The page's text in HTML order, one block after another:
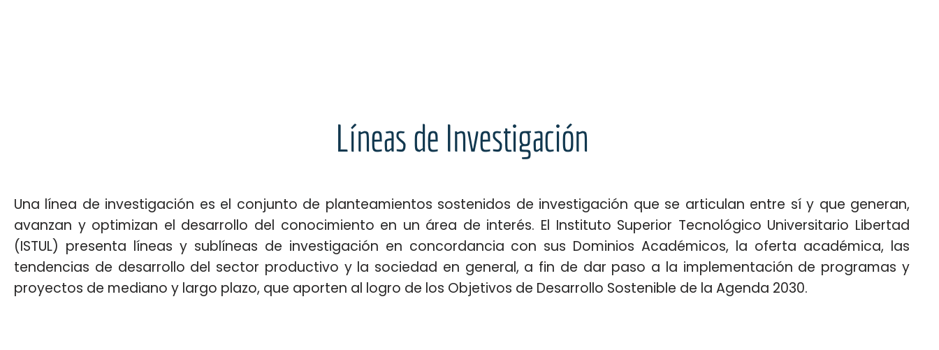
Líneas de Investigación
Una línea de investigación es el conjunto de planteamientos sostenidos de investigación que se articulan entre sí y que generan,
avanzan y optimizan el desarrollo del conocimiento en un área de interés. El Instituto Superior Tecnológico Universitario Libertad
(ISTUL) presenta líneas y sublíneas de investigación en concordancia con sus Dominios Académicos, la oferta académica, las
tendencias de desarrollo del sector productivo y la sociedad en general, a fin de dar paso a la implementación de programas y
proyectos de mediano y largo plazo, que aporten al logro de los Objetivos de Desarrollo Sostenible de la Agenda 2030.